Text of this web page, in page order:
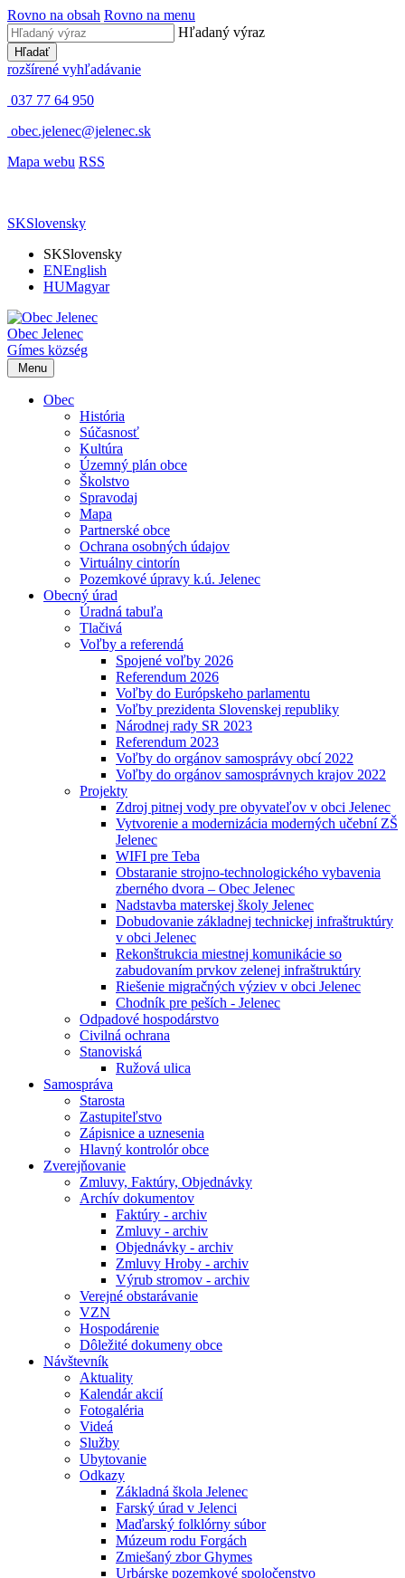
Rovno na obsah Rovno na menu
Hľadaný výraz
Hľadať
rozšírené vyhľadávanie
037 77 64 950
obec.jelenec@jelenec.sk
Mapa webu RSS
SKSlovensky
SKSlovensky
ENEnglish
HUMagyar
Obec Jelenec
Gímes község
Menu
Obec
História
Súčasnosť
Kultúra
Územný plán obce
Školstvo
Spravodaj
Mapa
Partnerské obce
Ochrana osobných údajov
Virtuálny cintorín
Pozemkové úpravy k.ú. Jelenec
Obecný úrad
Úradná tabuľa
Tlačivá
Voľby a referendá
Spojené voľby 2026
Referendum 2026
Voľby do Európskeho parlamentu
Voľby prezidenta Slovenskej republiky
Národnej rady SR 2023
Referendum 2023
Voľby do orgánov samosprávy obcí 2022
Voľby do orgánov samosprávnych krajov 2022
Projekty
Zdroj pitnej vody pre obyvateľov v obci Jelenec
Vytvorenie a modernizácia moderných učební ZŠ
Jelenec
WIFI pre Teba
Obstaranie strojno-technologického vybavenia
zberného dvora – Obec Jelenec
Nadstavba materskej školy Jelenec
Dobudovanie základnej technickej infraštruktúry
v obci Jelenec
Rekonštrukcia miestnej komunikácie so
zabudovaním prvkov zelenej infraštruktúry
Riešenie migračných výziev v obci Jelenec
Chodník pre peších - Jelenec
Odpadové hospodárstvo
Civilná ochrana
Stanoviská
Ružová ulica
Samospráva
Starosta
Zastupiteľstvo
Zápisnice a uznesenia
Hlavný kontrolór obce
Zverejňovanie
Zmluvy, Faktúry, Objednávky
Archív dokumentov
Faktúry - archiv
Zmluvy - archiv
Objednávky - archiv
Zmluvy Hroby - archiv
Výrub stromov - archiv
Verejné obstarávanie
VZN
Hospodárenie
Dôležité dokumeny obce
Návštevník
Aktuality
Kalendár akcií
Fotogaléria
Videá
Služby
Ubytovanie
Odkazy
Základná škola Jelenec
Farský úrad v Jelenci
Maďarský folklórny súbor
Múzeum rodu Forgách
Zmiešaný zbor Ghymes
Urbárske pozemkové spoločenstvo